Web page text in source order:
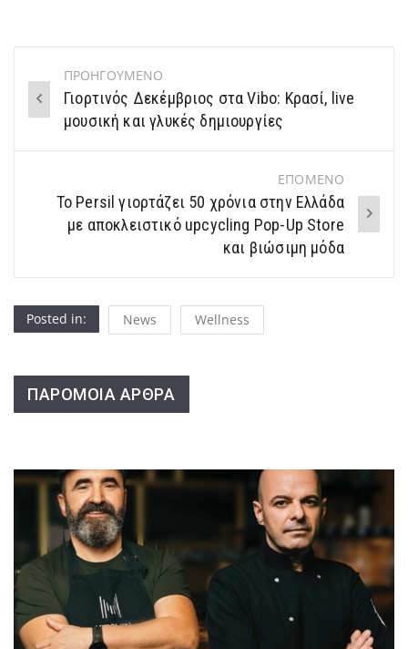
Post
navigation
ΠΡΟΗΓΟΥΜΕΝΟ
Γιορτινός Δεκέμβριος στα Vibo: Κρασί, live
μουσική και γλυκές δημιουργίες
ΕΠΟΜΕΝΟ
Το Persil γιορτάζει 50 χρόνια στην Ελλάδα
με αποκλειστικό upcycling Pop-Up Store
και βιώσιμη μόδα
Posted in: News Wellness
ΠΑΡΟΜΟΙΑ ΑΡΘΡΑ